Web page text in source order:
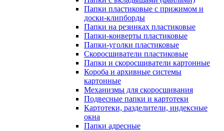
Папки пластиковые с прижимом и
доски-клипборды
Папки на резинках пластиковые
Папки-конверты пластиковые
Папки-уголки пластиковые
Скоросшиватели пластиковые
Папки и скоросшиватели картонные
Короба и архивные системы
картонные
Механизмы для скоросшивания
Подвесные папки и картотеки
Картотеки, разделители, индексные
окна
Папки адресные